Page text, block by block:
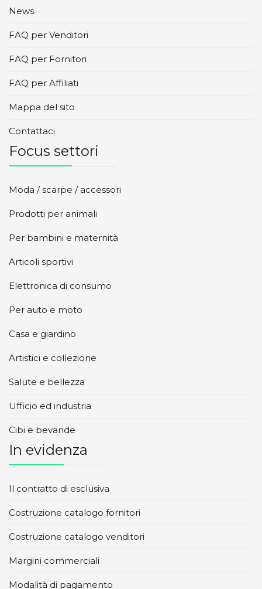
News
FAQ per Venditori
FAQ per Fornitori
FAQ per Affiliati
Mappa del sito
Contattaci
Focus settori
Moda / scarpe / accessori
Prodotti per animali
Per bambini e maternità
Articoli sportivi
Elettronica di consumo
Per auto e moto
Casa e giardino
Artistici e collezione
Salute e bellezza
Ufficio ed industria
Cibi e bevande
In evidenza
Il contratto di esclusiva
Costruzione catalogo fornitori
Costruzione catalogo venditori
Margini commerciali
Modalità di pagamento